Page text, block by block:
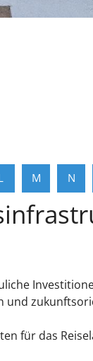
M N
für das